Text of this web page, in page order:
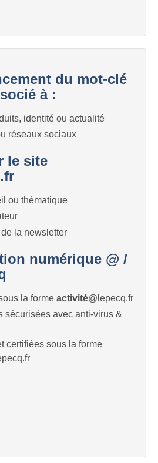
du mot-clé
à :
identité ou actualité
réseaux sociaux
le site
ou thématique
la newsletter
numérique @ /
la forme activité@lepecq.fr
sécurisées avec anti-virus &
certifiées sous la forme